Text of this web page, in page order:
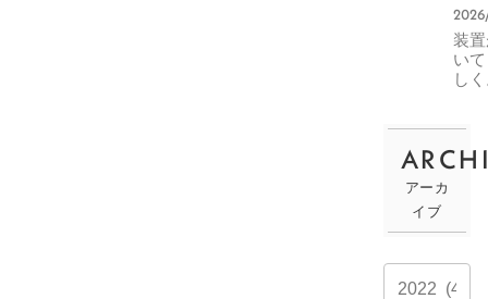
で
き
ス
な
ス
装
い
し
の
アーカ
イブ